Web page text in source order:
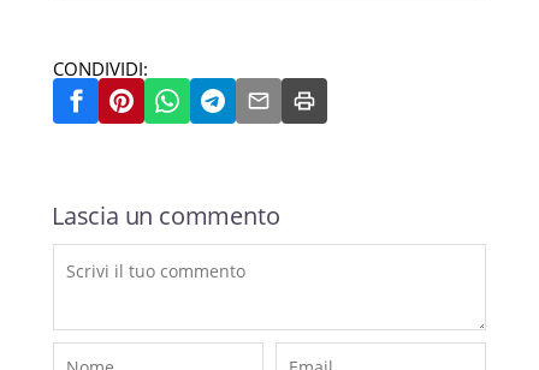
CONDIVIDI:
Lascia un commento